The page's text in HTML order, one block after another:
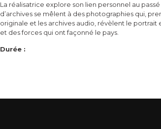
La réalisatrice explore son lien personnel au
d’archives se mêlent à des photographies qui,
originale et les archives audio, révèlent le
et des forces qui ont façonné le pays.
Durée :